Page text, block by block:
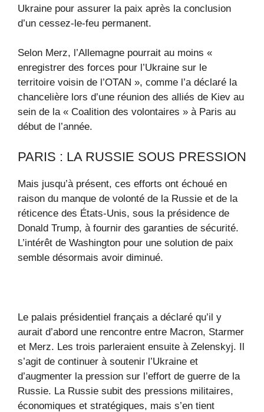
Ukraine pour assurer la paix après la conclusion
d’un cessez-le-feu permanent.
Selon Merz, l’Allemagne pourrait au moins «
enregistrer des forces pour l’Ukraine sur le
territoire voisin de l’OTAN », comme l’a déclaré la
chancelière lors d’une réunion des alliés de Kiev au
sein de la « Coalition des volontaires » à Paris au
début de l’année.
PARIS : LA RUSSIE SOUS PRESSION
Mais jusqu’à présent, ces efforts ont échoué en
raison du manque de volonté de la Russie et de la
réticence des États-Unis, sous la présidence de
Donald Trump, à fournir des garanties de sécurité.
L’intérêt de Washington pour une solution de paix
semble désormais avoir diminué.
Le palais présidentiel français a déclaré qu’il y
aurait d’abord une rencontre entre Macron, Starmer
et Merz. Les trois parleraient ensuite à Zelenskyj. Il
s’agit de continuer à soutenir l’Ukraine et
d’augmenter la pression sur l’effort de guerre de la
Russie. La Russie subit des pressions militaires,
économiques et stratégiques, mais s’en tient